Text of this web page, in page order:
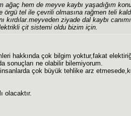
ağaç hem de meyve kaybı yaşadığım
örgü tel ile çevrili olmasına rağmen teli
kırdılar.meyveden ziyade dal kaybı
çit sistemi oldu bizim için.
hakkında çok bilgim yoktur,fakat
sonuçları ne olabilir bilemiyorum.
çok büyük tehlike arz
olacaktır.